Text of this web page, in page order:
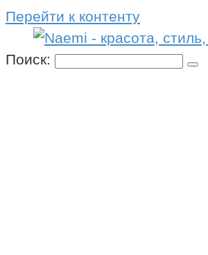
Перейти к контенту
Поиск: